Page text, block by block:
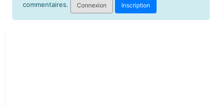
commentaires.
Connexion Inscription